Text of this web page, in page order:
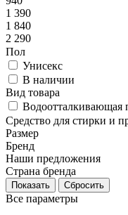
1 390
1 840
2 290
Пол
Унисекс
В наличии
Вид товара
Водоотталкивающая
Средство для стирки и
Размер
Бренд
Наши предложения
Страна бренда
Сбросить
Все параметры